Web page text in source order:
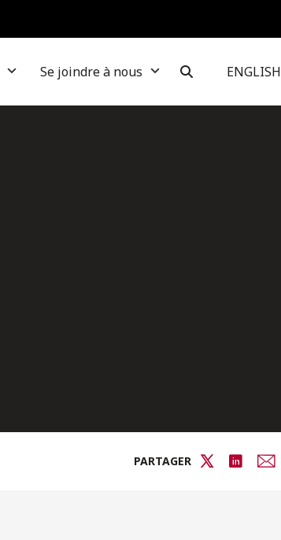
Se joindre à nous ENGLISH
PARTAGER